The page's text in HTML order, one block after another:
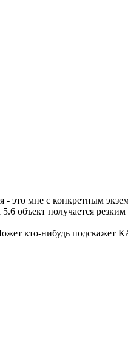
это мне с конкретным
получается резким
кто-нибудь подскажет